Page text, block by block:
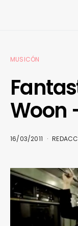
MUSICÓN
Woon
16/03/2011